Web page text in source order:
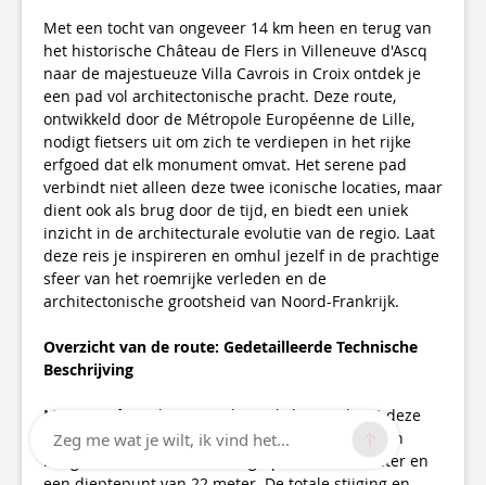
Met een tocht van ongeveer 14 km heen en terug van
het historische Château de Flers in Villeneuve d'Ascq
naar de majestueuze Villa Cavrois in Croix ontdek je
een pad vol architectonische pracht. Deze route,
ontwikkeld door de Métropole Européenne de Lille,
nodigt fietsers uit om zich te verdiepen in het rijke
erfgoed dat elk monument omvat. Het serene pad
verbindt niet alleen deze twee iconische locaties, maar
dient ook als brug door de tijd, en biedt een uniek
inzicht in de architecturale evolutie van de regio. Laat
deze reis je inspireren en omhul jezelf in de prachtige
sfeer van het roemrijke verleden en de
architectonische grootsheid van Noord-Frankrijk.
Overzicht van de route: Gedetailleerde Technische
Beschrijving
Met een afstand van 6,91 km enkele reis daagt deze
fietsroute de deelnemers uit met een bescheiden
hoogteverschil, met een hoogtepunt van 48 meter en
Zeg me wat je wilt, ik vind het...